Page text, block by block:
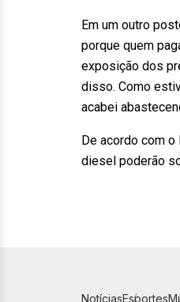
Em um outro
porque quem
exposição dos
disso. Como
acabei
De acordo com
diesel poderão
NotíciasEsportes